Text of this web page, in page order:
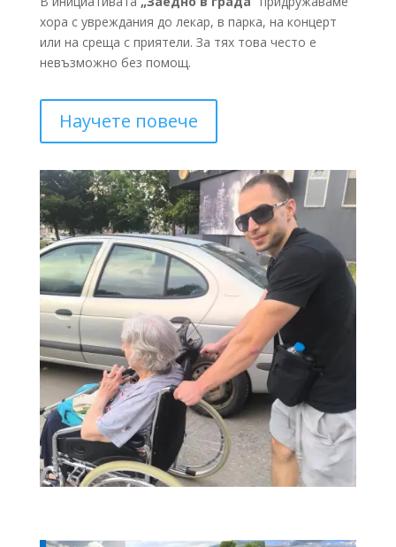
хора с увреждания до лекар, в парка, на концерт
или на среща с приятели. За тях това често е
невъзможно без помощ.
Научете повече